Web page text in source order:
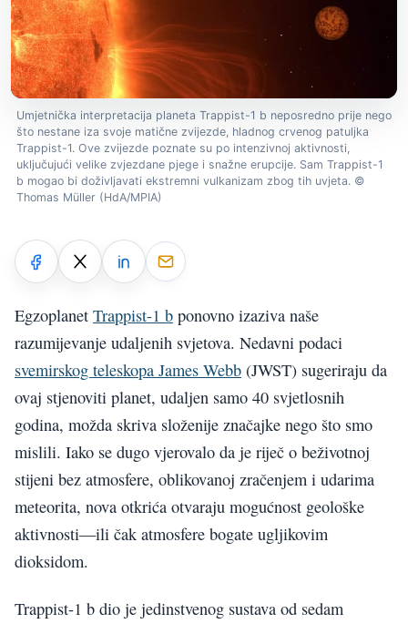
Umjetnička interpretacija planeta Trappist-1 b neposredno prije nego
što nestane iza svoje matične zvijezde, hladnog crvenog patuljka
Trappist-1. Ove zvijezde poznate su po intenzivnoj aktivnosti,
uključujući velike zvjezdane pjege i snažne erupcije. Sam Trappist-1
b mogao bi doživljavati ekstremni vulkanizam zbog tih uvjeta. ©
Thomas Müller (HdA/MPIA)
Egzoplanet Trappist-1 b ponovno izaziva naše
razumijevanje udaljenih svjetova. Nedavni podaci
svemirskog teleskopa James Webb (JWST) sugeriraju da
ovaj stjenoviti planet, udaljen samo 40 svjetlosnih
godina, možda skriva složenije značajke nego što smo
mislili. Iako se dugo vjerovalo da je riječ o beživotnoj
stijeni bez atmosfere, oblikovanoj zračenjem i udarima
meteorita, nova otkrića otvaraju mogućnost geološke
aktivnosti—ili čak atmosfere bogate ugljikovim
dioksidom.
Trappist-1 b dio je jedinstvenog sustava od sedam